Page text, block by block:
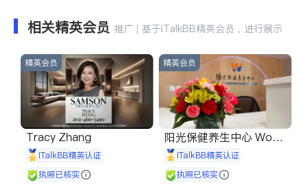
相关精英会员 推广 | 基于iTalkBB精英会员，进行展示
精英会员
Tracy Zhang
iTalkBB精英认证
执照已核实
精英会员
阳光保健养生中心 World
shine
iTalkBB精英认证
执照已核实